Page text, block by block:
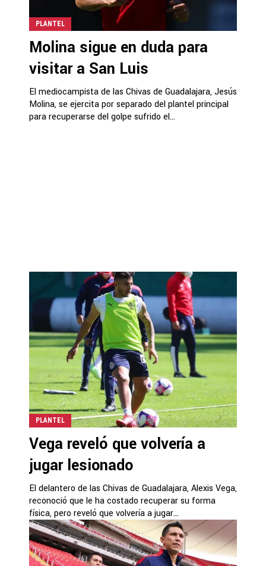
PLANTEL
Molina sigue en duda para
visitar a San Luis
El mediocampista de las Chivas de Guadalajara, Jesús
Molina, se ejercita por separado del plantel principal
para recuperarse del golpe sufrido el...
PLANTEL
Vega reveló que volvería a
jugar lesionado
El delantero de las Chivas de Guadalajara, Alexis Vega,
reconoció que le ha costado recuperar su forma
física, pero reveló que volvería a jugar...